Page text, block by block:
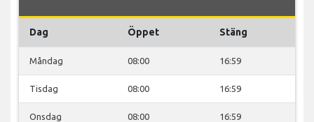
Dag Öppet Stäng
Måndag 08:00 16:59
Tisdag 08:00 16:59
Onsdag 08:00 16:59